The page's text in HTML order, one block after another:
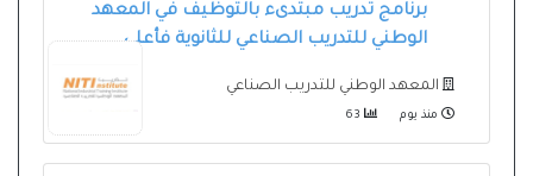
برنامج تدريب مبتدىء بالتوظيف في المعهد
الوطني للتدريب الصناعي للثانوية فأعلى
المعهد الوطني للتدريب الصناعي
منذ يوم